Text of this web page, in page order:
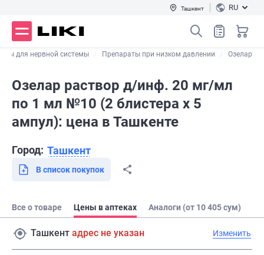
Ташкент RU
для нервной системы Препараты при низком давлении Озелар
Озелар раствор д/инф. 20 мг/мл
по 1 мл №10 (2 блистера х 5
ампул): цена в Ташкенте
Город: Ташкент
В список покупок
Все о товаре Цены в аптеках Аналоги (от 10 405 сум)
Ташкент адрес не указан Изменить